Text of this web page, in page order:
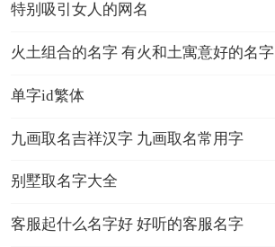
特别吸引女人的网名
火土组合的名字 有火和土寓意好的名字
单字id繁体
九画取名吉祥汉字 九画取名常用字
别墅取名字大全
客服起什么名字好 好听的客服名字